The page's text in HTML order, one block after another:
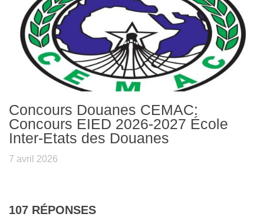
Concours Douanes CEMAC:
Concours EIED 2026-2027 École
Inter-Etats des Douanes
7 avril 2026
107 RÉPONSES